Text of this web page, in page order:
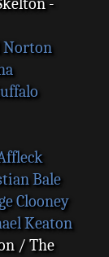
-
Norton
Bale
Clooney
Keaton
/ The